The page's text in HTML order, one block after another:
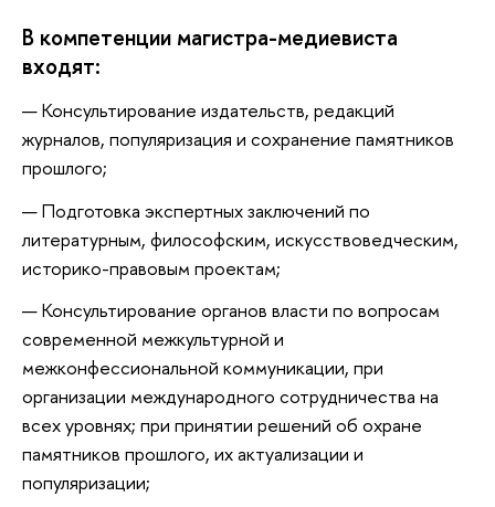
В компетенции магистра-медиевиста
входят:
Консультирование издательств, редакций
журналов, популяризация и сохранение памятников
прошлого;
Подготовка экспертных заключений по
литературным, философским, искусствоведческим,
историко-правовым проектам;
Консультирование органов власти по вопросам
современной межкультурной и
межконфессиональной коммуникации, при
организации международного сотрудничества на
всех уровнях; при принятии решений об охране
памятников прошлого, их актуализации и
популяризации;